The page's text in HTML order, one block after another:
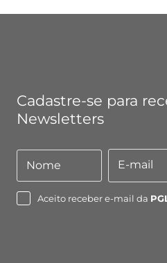
Cadastre-se para
Newsletters
Nome
Nome
mail
E-mail
Aceito receber e-mail da